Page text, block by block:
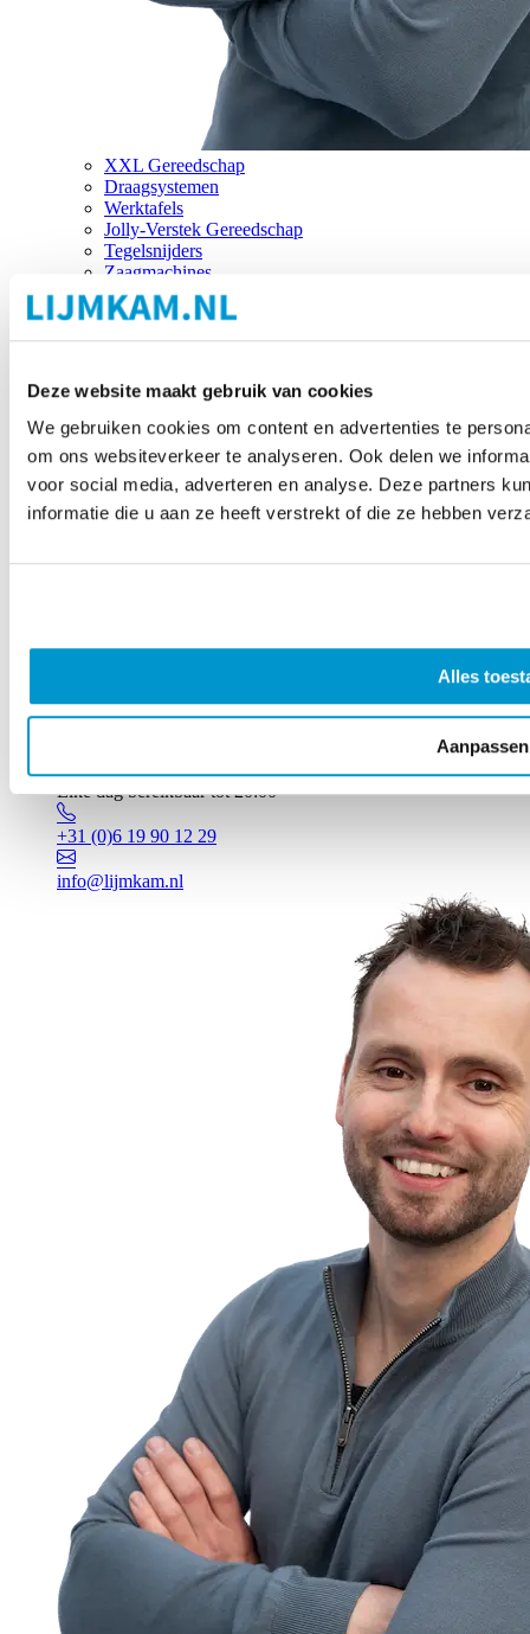
Deze website maakt gebruik van cookies
We gebruiken cookies om content en advertenties te
om ons websiteverkeer te analyseren. Ook delen we
voor social media, adverteren en analyse. Deze partners
informatie die u aan ze heeft verstrekt of die ze hebben
Alles
Aanpassen
XXL Gereedschap
Draagsystemen
Werktafels
Jolly-Verstek Gereedschap
Tegelsnijders
Zaagmachines
Merken
Elke dag bereikbaar tot 20:00
+31 (0)6 19 90 12 29
info@lijmkam.nl